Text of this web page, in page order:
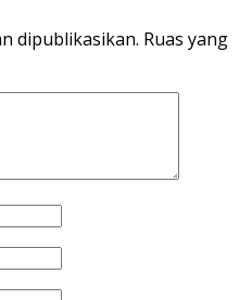
dipublikasikan. Ruas yang